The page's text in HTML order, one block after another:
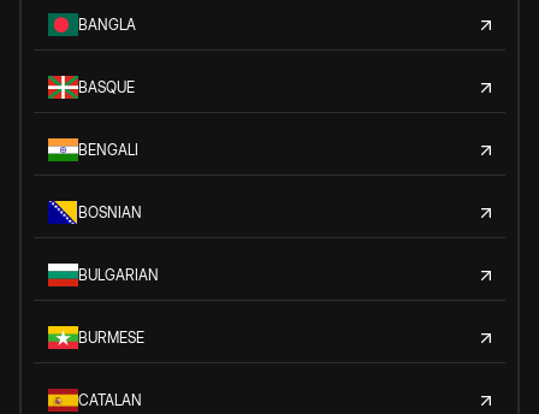
BANGLA
BASQUE
BENGALI
BOSNIAN
BULGARIAN
BURMESE
CATALAN